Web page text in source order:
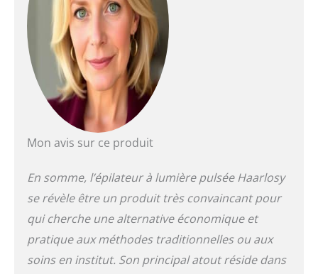
Mon avis sur ce produit
En somme, l’épilateur à lumière pulsée Haarlosy
se révèle être un produit très convaincant pour
qui cherche une alternative économique et
pratique aux méthodes traditionnelles ou aux
soins en institut. Son principal atout réside dans